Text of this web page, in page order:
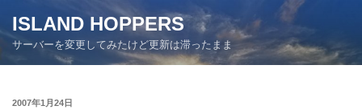
ン
ン
ISLAND HOPPERS
サーバーを変更してみたけど更新は滞ったまま
投
2007年1月24日